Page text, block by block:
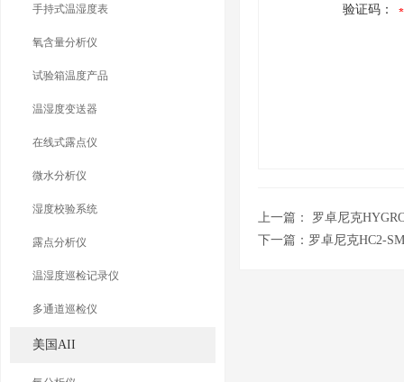
手持式温湿度表
氧含量分析仪
试验箱温度产品
温湿度变送器
在线式露点仪
微水分析仪
湿度校验系统
露点分析仪
温湿度巡检记录仪
多通道巡检仪
美国AII
验证码：
上一篇： 罗卓尼克
下一篇： 罗卓尼克HC2-